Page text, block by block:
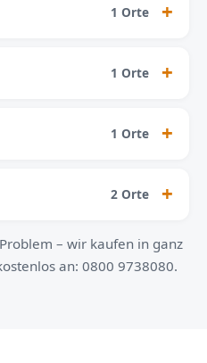
1 Orte
1 Orte
1 Orte
2 Orte
– wir kaufen in ganz
an: 0800 9738080.